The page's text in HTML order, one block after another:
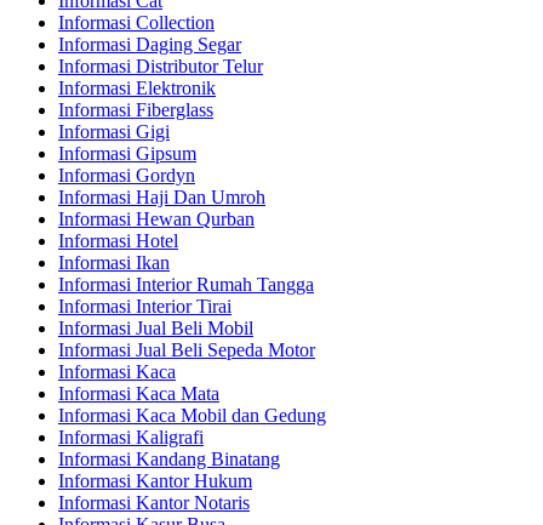
Informasi Collection
Informasi Daging Segar
Informasi Distributor Telur
Informasi Elektronik
Informasi Fiberglass
Informasi Gigi
Informasi Gipsum
Informasi Gordyn
Informasi Haji Dan Umroh
Informasi Hewan Qurban
Informasi Hotel
Informasi Ikan
Informasi Interior Rumah Tangga
Informasi Interior Tirai
Informasi Jual Beli Mobil
Informasi Jual Beli Sepeda Motor
Informasi Kaca
Informasi Kaca Mata
Informasi Kaca Mobil dan Gedung
Informasi Kaligrafi
Informasi Kandang Binatang
Informasi Kantor Hukum
Informasi Kantor Notaris